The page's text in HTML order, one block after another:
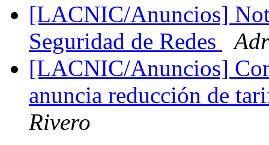
[LACNIC/Anuncios]
Seguridad de Redes
[LACNIC/Anuncios]
anuncia reducción de
Rivero